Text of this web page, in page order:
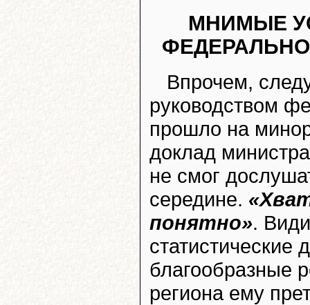
МНИМЫЕ
Впрочем,
руководством
прошло на
доклад
не смог
середине.
понятно».
благообразные
региона ему